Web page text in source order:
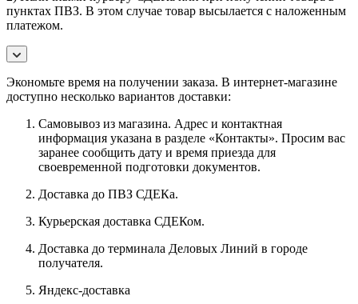
пунктах ПВЗ. В этом случае товар высылается с наложенным
платежом.
Экономьте время на получении заказа. В интернет-магазине
доступно несколько вариантов доставки:
Самовывоз из магазина. Адрес и контактная
информация указана в разделе «Контакты». Просим вас
заранее сообщить дату и время приезда для
своевременной подготовки документов.
Доставка до ПВЗ СДЕКа.
Курьерская доставка СДЕКом.
Доставка до терминала Деловых Линий в городе
получателя.
Яндекс-доставка